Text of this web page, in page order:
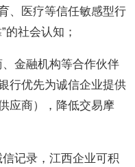
、医疗等信任敏感型行
的社会认知；
金融机构等合作伙伴
行优先为诚信企业提供
应商），降低交易摩
记录，江西企业可积